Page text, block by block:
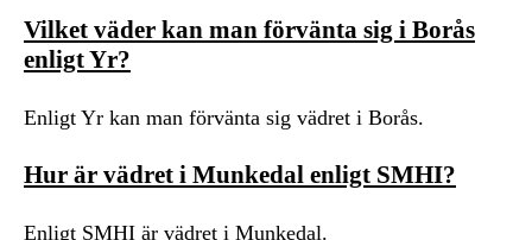
Vilket väder kan man förvänta sig i Borås
enligt Yr?
Enligt Yr kan man förvänta sig vädret i Borås.
Hur är vädret i Munkedal enligt SMHI?
Enligt SMHI är vädret i Munkedal.